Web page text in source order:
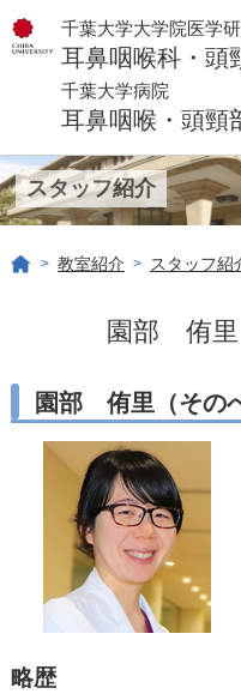
千葉大学大学院医学
耳鼻咽喉科・頭
千葉大学病院
耳鼻咽喉・頭頸
スタッフ紹介
> 教室紹介 > スタッフ紹
園部 侑里
園部 侑里（その
略歴